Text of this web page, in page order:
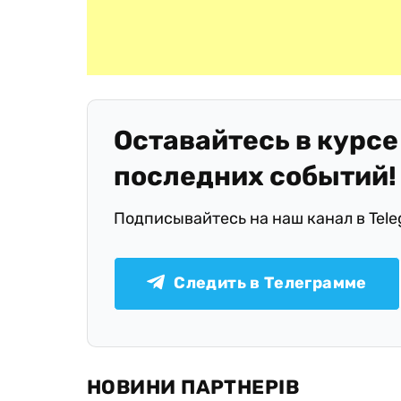
Оставайтесь в курсе
последних событий!
Подписывайтесь на наш канал в
Следить в Телеграмме